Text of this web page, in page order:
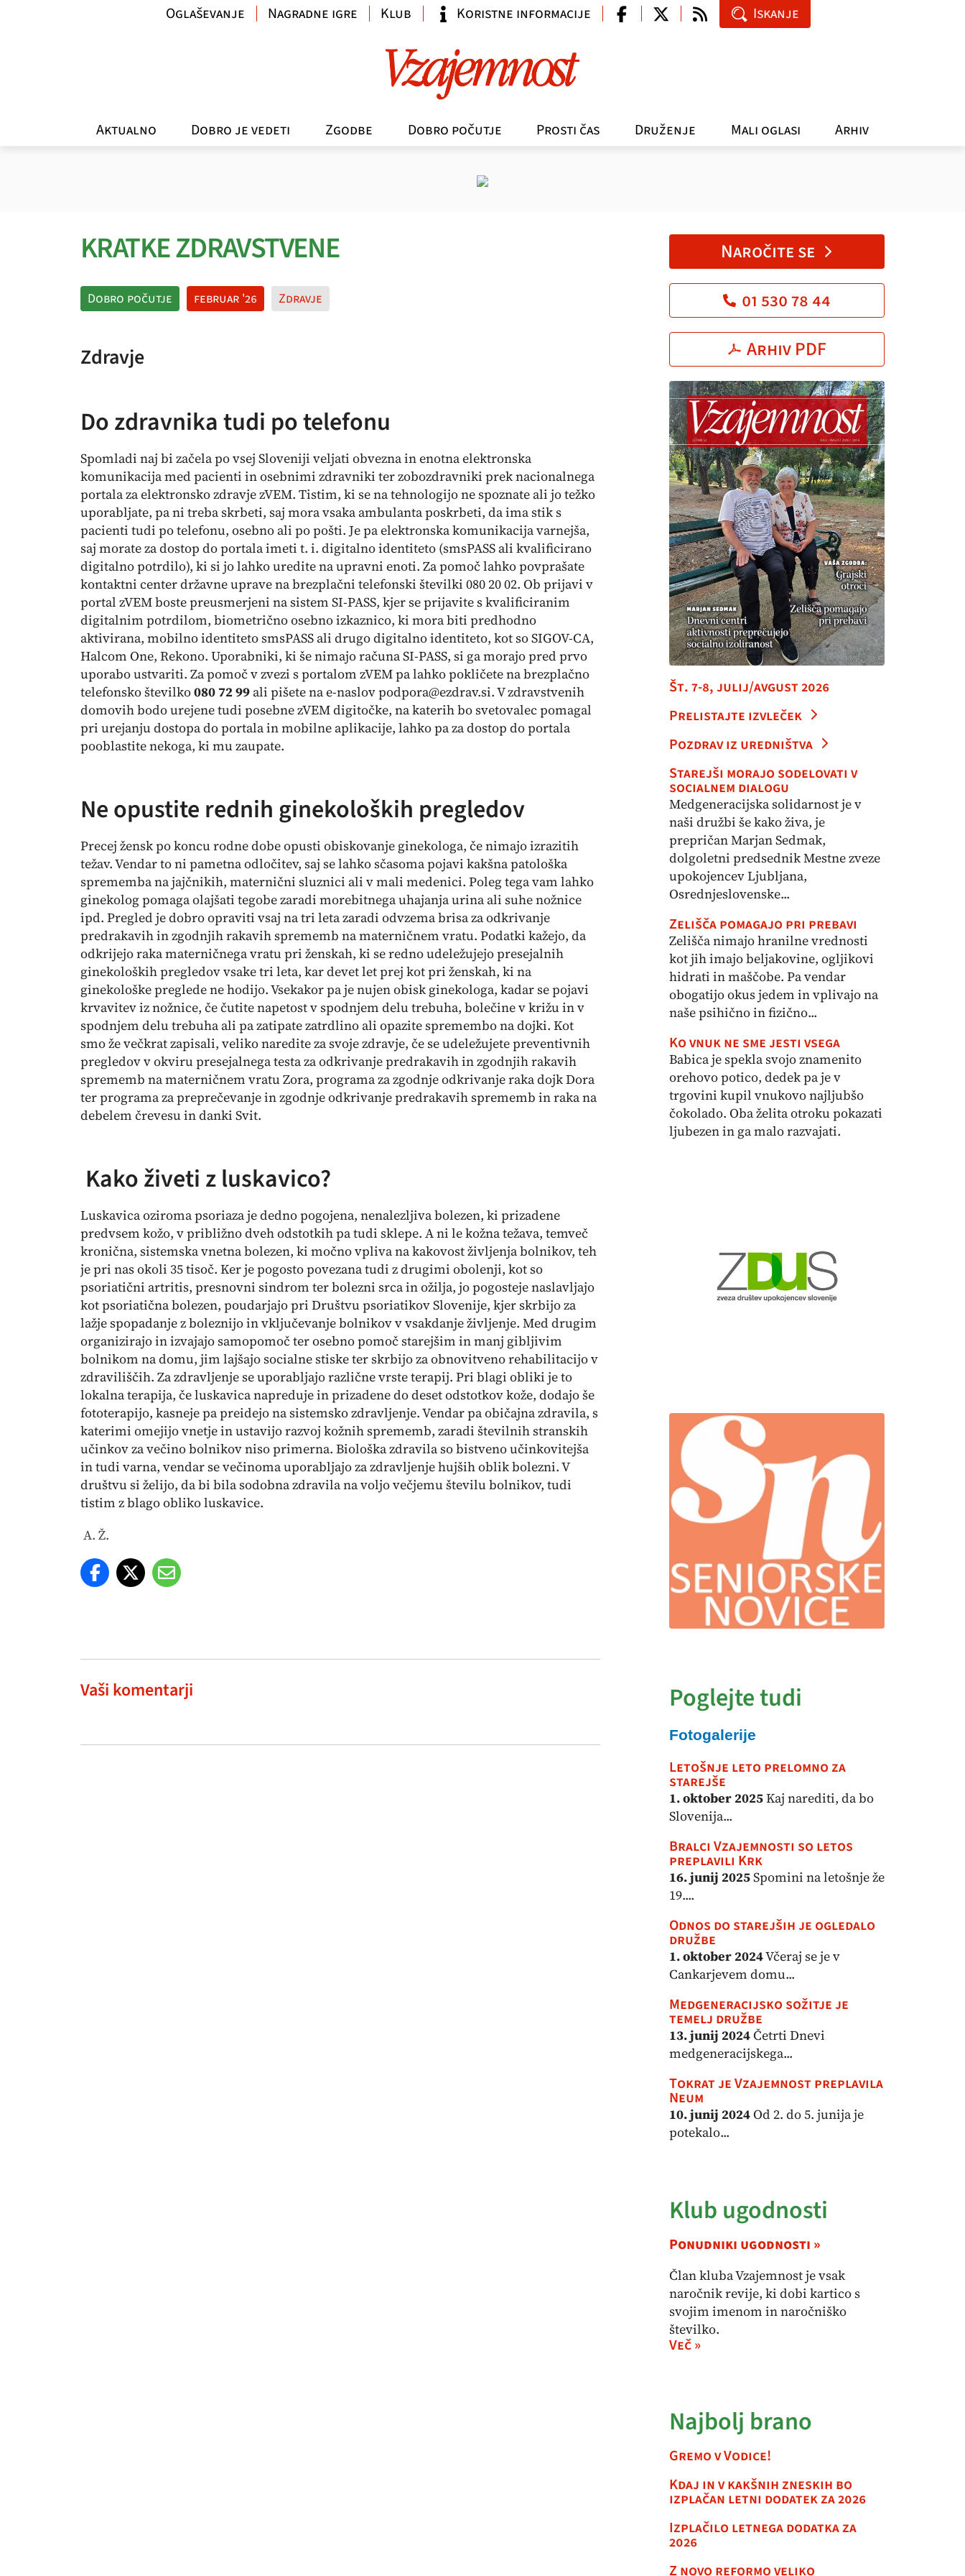
Aktualno Dobro je vedeti Zgodbe Dobro počutje Prosti čas Druženje Mali oglasi Arhiv
Oglaševanje Nagradne igre Klub Koristne informacije Iskanje
KRATKE ZDRAVSTVENE
Dobro počutje februar '26 Zdravje
Zdravje
Do zdravnika tudi po telefonu
Spomladi naj bi začela po vsej Sloveniji veljati obvezna in enotna elektronska
komunikacija med pacienti in osebnimi zdravniki ter zobozdravniki prek nacionalnega
portala za elektronsko zdravje zVEM. Tistim, ki se na tehnologijo ne spoznate ali jo težko
uporabljate, pa ni treba skrbeti, saj mora vsaka ambulanta poskrbeti, da ima stik s
pacienti tudi po telefonu, osebno ali po pošti. Je pa elektronska komunikacija varnejša,
saj morate za dostop do portala imeti t. i. digitalno identiteto (smsPASS ali kvalificirano
digitalno potrdilo), ki si jo lahko uredite na upravni enoti. Za pomoč lahko povprašate
kontaktni center državne uprave na brezplačni telefonski številki 080 20 02. Ob prijavi v
portal zVEM boste preusmerjeni na sistem SI-PASS, kjer se prijavite s kvalificiranim
digitalnim potrdilom, biometrično osebno izkaznico, ki mora biti predhodno
aktivirana, mobilno identiteto smsPASS ali drugo digitalno identiteto, kot so SIGOV-CA,
Halcom One, Rekono. Uporabniki, ki še nimajo računa SI-PASS, si ga morajo pred prvo
uporabo ustvariti. Za pomoč v zvezi s portalom zVEM pa lahko pokličete na brezplačno
telefonsko številko080 72 99 ali pišete na e-naslov podpora@ezdrav.si. V zdravstvenih
domovih bodo urejene tudi posebnezVEM digitočke, na katerih bo svetovalec pomagal
pri urejanju dostopa do portala in mobilne aplikacije, lahko pa za dostop do portala
pooblastite nekoga, ki mu zaupate.
Ne opustite rednih ginekoloških pregledov
Precej žensk po koncu rodne dobe opusti obiskovanje ginekologa, če nimajo izrazitih
težav. Vendar to ni pametna odločitev, saj se lahko sčasoma pojavi kakšna patološka
sprememba na jajčnikih, maternični sluznici ali v mali medenici. Poleg tega vam lahko
ginekolog pomaga olajšati tegobe zaradi morebitnega uhajanja urina ali suhe nožnice
ipd. Pregled je dobro opraviti vsaj na tri leta zaradi odvzema brisa za odkrivanje
predrakavih in zgodnjih rakavih sprememb na materničnem vratu. Podatki kažejo, da
odkrijejo raka materničnega vratu pri ženskah, ki se redno udeležujejo presejalnih
ginekoloških pregledov vsake tri leta, kar devet let prej kot pri ženskah, ki na
ginekološke preglede ne hodijo. Vsekakor pa je nujen obisk ginekologa, kadar se pojavi
krvavitev iz nožnice, če čutite napetost v spodnjem delu trebuha, bolečine v križu in v
spodnjem delu trebuha ali pa zatipate zatrdlino ali opazite spremembo na dojki. Kot
smo že večkrat zapisali, veliko naredite za svoje zdravje, če se udeležujete preventivnih
pregledov v okviru presejalnega testa za odkrivanje predrakavih in zgodnjih rakavih
sprememb na materničnem vratu Zora, programa za zgodnje odkrivanje raka dojk Dora
ter programa za preprečevanje in zgodnje odkrivanje predrakavih sprememb in raka na
debelem črevesu in danki Svit.
Kako živeti z luskavico?
Luskavica oziroma psoriaza je dedno pogojena, nenalezljiva bolezen, ki prizadene
predvsem kožo, v približno dveh odstotkih pa tudi sklepe. A ni le kožna težava, temveč
kronična, sistemska vnetna bolezen, ki močno vpliva na kakovost življenja bolnikov, teh
je pri nas okoli 35 tisoč. Ker je pogosto povezana tudi z drugimi obolenji, kot so
psoriatični artritis, presnovni sindrom ter bolezni srca in ožilja, jo pogosteje naslavljajo
kot psoriatična bolezen, poudarjajo pri Društvu psoriatikov Slovenije, kjer skrbijo za
lažje spopadanje z boleznijo in vključevanje bolnikov v vsakdanje življenje. Med drugim
organizirajo in izvajajo samopomoč ter osebno pomoč starejšim in manj gibljivim
bolnikom na domu, jim lajšajo socialne stiske ter skrbijo za obnovitveno rehabilitacijo v
zdraviliščih. Za zdravljenje se uporabljajo različne vrste terapij. Pri blagi obliki je to
lokalna terapija, če luskavica napreduje in prizadene do deset odstotkov kože, dodajo še
fototerapijo, kasneje pa preidejo na sistemsko zdravljenje. Vendar pa običajna zdravila, s
katerimi omejijo vnetje in ustavijo razvoj kožnih sprememb, zaradi številnih stranskih
učinkov za večino bolnikov niso primerna. Biološka zdravila so bistveno učinkovitejša
in tudi varna, vendar se večinoma uporabljajo za zdravljenje hujših oblik bolezni. V
društvu si želijo, da bi bila sodobna zdravila na voljo večjemu številu bolnikov, tudi
tistim z blago obliko luskavice.
A. Ž.
Vaši komentarji
Naročite se
01 530 78 44
Arhiv PDF
Št. 7-8, julij/avgust 2026
Prelistajte izvleček
Pozdrav iz uredništva
Starejši morajo sodelovati v
socialnem dialogu
Medgeneracijska solidarnost je v
naši družbi še kako živa, je
prepričan Marjan Sedmak,
dolgoletni predsednik Mestne zveze
upokojencev Ljubljana,
Osrednjeslovenske...
Zelišča pomagajo pri prebavi
Zelišča nimajo hranilne vrednosti
kot jih imajo beljakovine, ogljikovi
hidrati in maščobe. Pa vendar
obogatijo okus jedem in vplivajo na
naše psihično in fizično...
Ko vnuk ne sme jesti vsega
Babica je spekla svojo znamenito
orehovo potico, dedek pa je v
trgovini kupil vnukovo najljubšo
čokolado. Oba želita otroku pokazati
ljubezen in ga malo razvajati.
Poglejte tudi
Fotogalerije
Letošnje leto prelomno za
starejše
1. oktober 2025Kaj narediti, da bo
Slovenija...
Bralci Vzajemnosti so letos
preplavili Krk
16. junij 2025Spomini na letošnje že
19....
Odnos do starejših je ogledalo
družbe
1. oktober 2024Včeraj se je v
Cankarjevem domu...
Medgeneracijsko sožitje je
temelj družbe
13. junij 2024Četrti Dnevi
medgeneracijskega...
Tokrat je Vzajemnost preplavila
Neum
10. junij 2024Od 2. do 5. junija je
potekalo...
Klub ugodnosti
Ponudniki ugodnosti »
Član kluba Vzajemnost je vsak
naročnik revije, ki dobi kartico s
svojim imenom in naročniško
številko.
Več »
Najbolj brano
Gremo v Vodice!
Kdaj in v kakšnih zneskih bo
izplačan letni dodatek za 2026
Izplačilo letnega dodatka za
2026
Z novo reformo veliko